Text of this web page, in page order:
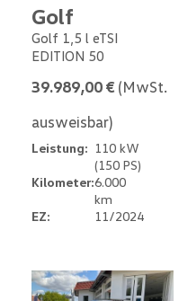
Golf
Golf 1,5 l eTSI
EDITION 50
39.989,00 € (MwSt.
ausweisbar)
Leistung: 110 kW
(150 PS)
Kilometer:6.000
km
EZ:
11/2024